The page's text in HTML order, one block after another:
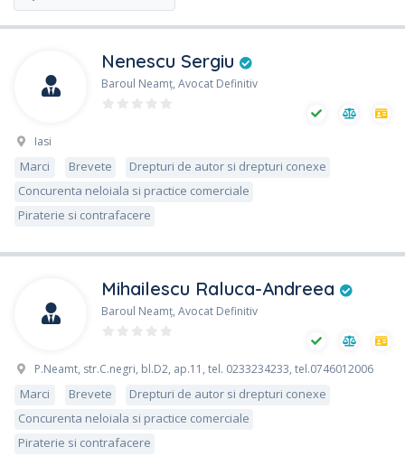
Nenescu Sergiu
Baroul Neamţ, Avocat Definitiv
Iasi
Marci Brevete
Drepturi de autor si drepturi conexe
Concurenta neloiala si practice comerciale
Piraterie si contrafacere
Mihailescu Raluca-Andreea
Baroul Neamţ, Avocat Definitiv
P.Neamt, str.C.negri, bl.D2, ap.11, tel. 0233234233, tel.0746012006
Marci Brevete
Drepturi de autor si drepturi conexe
Concurenta neloiala si practice comerciale
Piraterie si contrafacere